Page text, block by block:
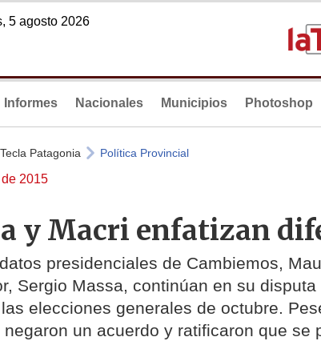
5 agosto 2026
Informes Nacionales Municipios Photoshop
Patagonia Política Provincial
2015
y Macri enfatizan
presidenciales de Cambiemos,
Sergio Massa, continúan en su
elecciones generales de octubre.
un acuerdo y ratificaron que se